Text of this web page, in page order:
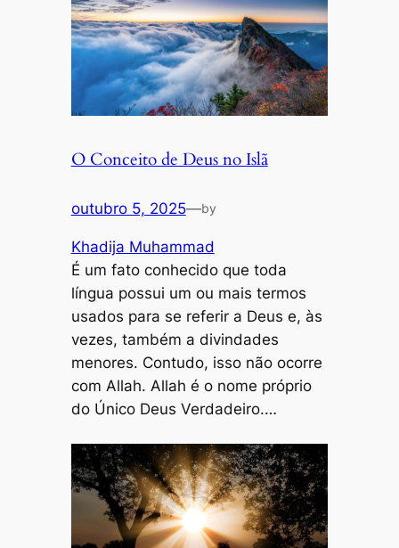
O Conceito de Deus no Islã
outubro 5, 2025—by
Khadija Muhammad
É um fato conhecido que toda
língua possui um ou mais termos
usados para se referir a Deus e, às
vezes, também a divindades
menores. Contudo, isso não ocorre
com Allah. Allah é o nome próprio
do Único Deus Verdadeiro.…